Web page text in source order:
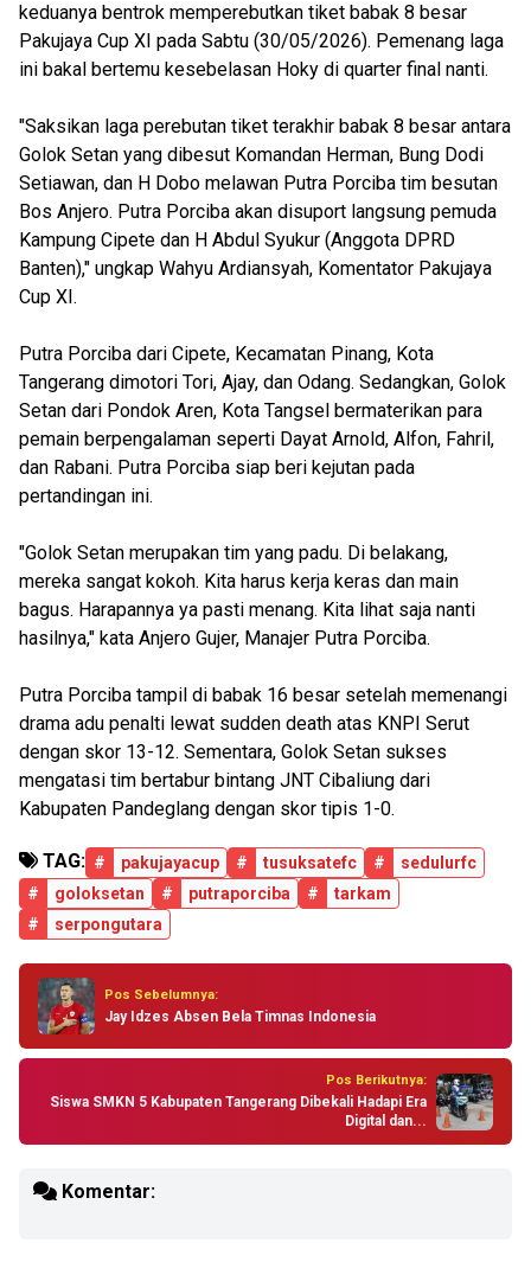
keduanya bentrok memperebutkan tiket babak 8 besar
Pakujaya Cup XI pada Sabtu (30/05/2026). Pemenang laga
ini bakal bertemu kesebelasan Hoky di quarter final nanti.
"Saksikan laga perebutan tiket terakhir babak 8 besar antara
Golok Setan yang dibesut Komandan Herman, Bung Dodi
Setiawan, dan H Dobo melawan Putra Porciba tim besutan
Bos Anjero. Putra Porciba akan disuport langsung pemuda
Kampung Cipete dan H Abdul Syukur (Anggota DPRD
Banten)," ungkap Wahyu Ardiansyah, Komentator Pakujaya
Cup XI.
Putra Porciba dari Cipete, Kecamatan Pinang, Kota
Tangerang dimotori Tori, Ajay, dan Odang. Sedangkan, Golok
Setan dari Pondok Aren, Kota Tangsel bermaterikan para
pemain berpengalaman seperti Dayat Arnold, Alfon, Fahril,
dan Rabani. Putra Porciba siap beri kejutan pada
pertandingan ini.
"Golok Setan merupakan tim yang padu. Di belakang,
mereka sangat kokoh. Kita harus kerja keras dan main
bagus. Harapannya ya pasti menang. Kita lihat saja nanti
hasilnya," kata Anjero Gujer, Manajer Putra Porciba.
Putra Porciba tampil di babak 16 besar setelah memenangi
drama adu penalti lewat sudden death atas KNPI Serut
dengan skor 13-12. Sementara, Golok Setan sukses
mengatasi tim bertabur bintang JNT Cibaliung dari
Kabupaten Pandeglang dengan skor tipis 1-0.
TAG: # pakujayacup # tusuksatefc #
sedulurfc
#
goloksetan # putraporciba #
tarkam
#
serpongutara
Pos Sebelumnya:
Jay Idzes Absen Bela Timnas Indonesia
Pos Berikutnya:
Siswa SMKN 5 Kabupaten Tangerang Dibekali Hadapi Era
Digital dan...
Komentar: